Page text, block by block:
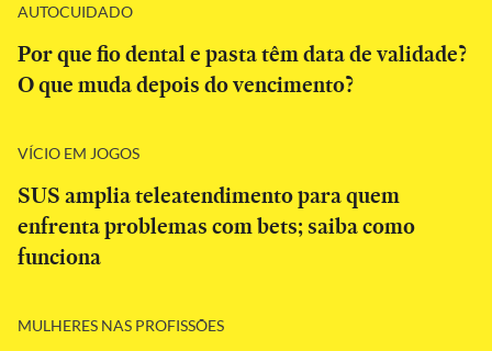
AUTOCUIDADO
Por que fio dental e pasta têm data de validade?
O que muda depois do vencimento?
VÍCIO EM JOGOS
SUS amplia teleatendimento para quem
enfrenta problemas com bets; saiba como
funciona
MULHERES NAS PROFISSÕES